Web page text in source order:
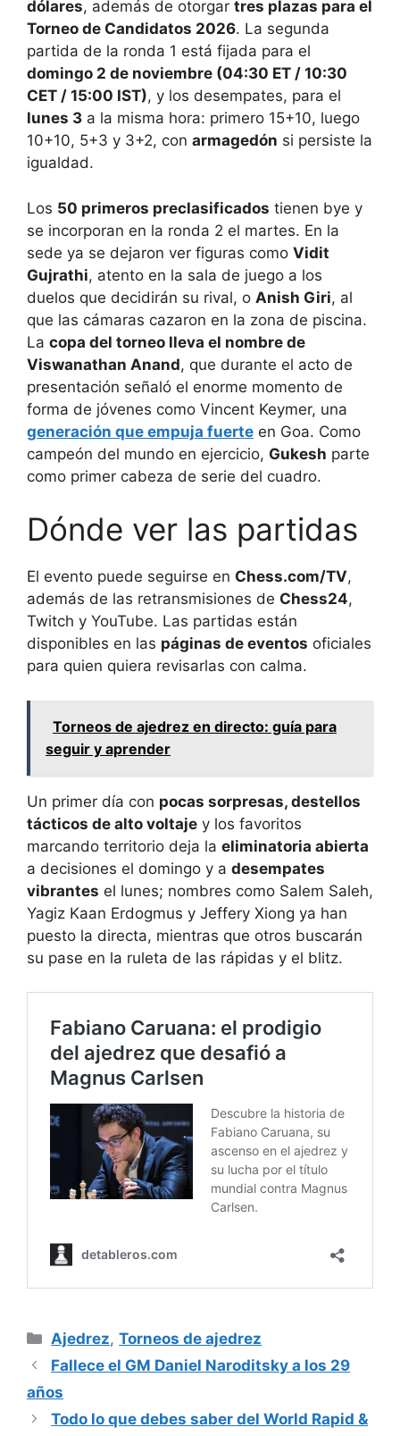
dólares, además de otorgar tres plazas para el
Torneo de Candidatos 2026. La segunda
partida de la ronda 1 está fijada para el
domingo 2 de noviembre (04:30 ET / 10:30
CET / 15:00 IST), y los desempates, para el
lunes 3 a la misma hora: primero 15+10, luego
10+10, 5+3 y 3+2, con armagedón si persiste la
igualdad.
Los 50 primeros preclasificados tienen bye y
se incorporan en la ronda 2 el martes. En la
sede ya se dejaron ver figuras como Vidit
Gujrathi, atento en la sala de juego a los
duelos que decidirán su rival, o Anish Giri, al
que las cámaras cazaron en la zona de piscina.
La copa del torneo lleva el nombre de
Viswanathan Anand, que durante el acto de
presentación señaló el enorme momento de
forma de jóvenes como Vincent Keymer, una
generación que empuja fuerte en Goa. Como
campeón del mundo en ejercicio, Gukesh parte
como primer cabeza de serie del cuadro.
Dónde ver las partidas
El evento puede seguirse en Chess.com/TV,
además de las retransmisiones de Chess24,
Twitch y YouTube. Las partidas están
disponibles en las páginas de eventos oficiales
para quien quiera revisarlas con calma.
Torneos de ajedrez en directo: guía para
seguir y aprender
Un primer día con pocas sorpresas, destellos
tácticos de alto voltaje y los favoritos
marcando territorio deja la eliminatoria abierta
a decisiones el domingo y a desempates
vibrantes el lunes; nombres como Salem Saleh,
Yagiz Kaan Erdogmus y Jeffery Xiong ya han
puesto la directa, mientras que otros buscarán
su pase en la ruleta de las rápidas y el blitz.
Categorías
Ajedrez,Torneos de ajedrez
Fallece el GM Daniel Naroditsky a los 29
años
Todo lo que debes saber del World Rapid &